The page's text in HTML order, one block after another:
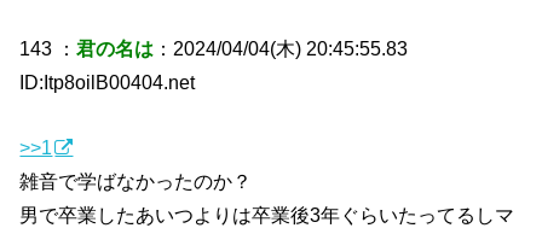
143 ：君の名は ：2024/04/04(木) 20:45:55.83
ID:Itp8oilB00404.net
>>1
雑音で学ばなかったのか？
男で卒業したあいつよりは卒業後3年ぐらいたってるしマ